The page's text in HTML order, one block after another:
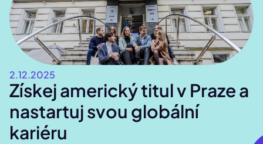
2.12.2025
Získej americký titul v Praze a
nastartuj svou globální
kariéru